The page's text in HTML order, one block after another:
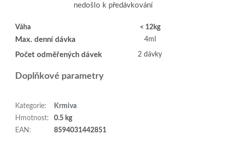
nedošlo k předávkování
Váha < 12kg
Max. denní dávka 4ml
Počet odměřených dávek 2 dávky
Doplňkové parametry
Kategorie:
Krmiva
Hmotnost:
0.5 kg
EAN : 8594031442851